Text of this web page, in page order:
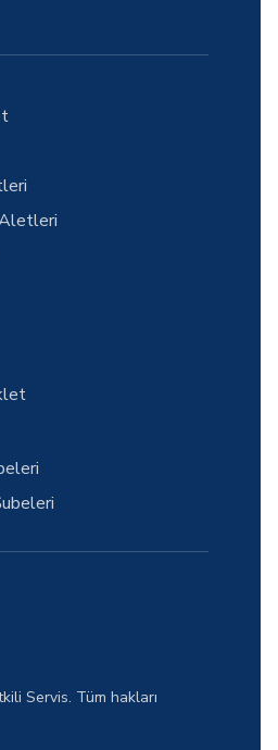
Servis. Tüm hakları